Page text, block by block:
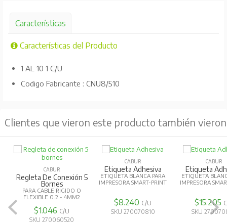
Características
Características del Producto
1 AL 10 1 C/U
Codigo Fabricante : CNU8/510
Clientes que vieron este producto también vieron
CABUR
Regleta De Conexión 5
Bornes
PARA CABLE RIGIDO O
FLEXIBLE 0.2 - 4MM2
$1.046 C/U
SKU 270060520
CABUR
Etiqueta Adhesiva
ETIQUETA BLANCA PARA
IMPRESORA SMART-PRINT
$8.240 C/U
SKU 270070810
CABUR
Etiqueta
ETIQUETA
IMPRESORA
$15.205
SKU